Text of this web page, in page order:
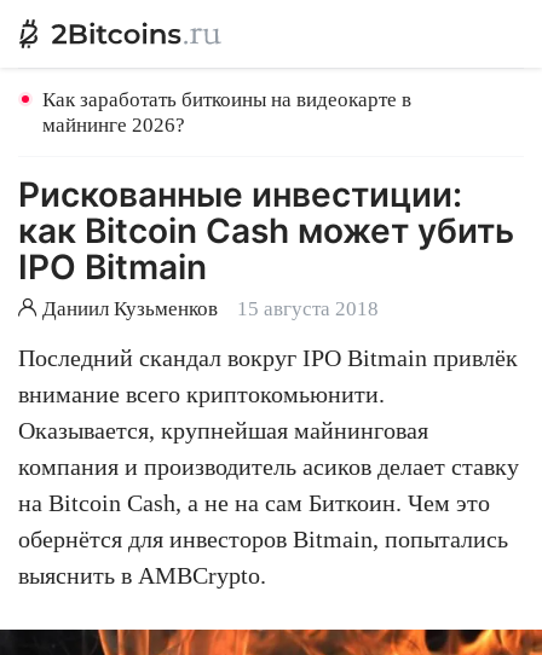
Как заработать биткоины на видеокарте в
майнинге 2026?
Рискованные инвестиции:
как Bitcoin Cash может убить
IPO Bitmain
Даниил Кузьменков 15 августа 2018
Последний скандал вокруг IPO Bitmain привлёк
внимание всего криптокомьюнити.
Оказывается, крупнейшая майнинговая
компания и производитель асиков делает ставку
на Bitcoin Cash, а не на сам Биткоин. Чем это
обернётся для инвесторов Bitmain, попытались
выяснить в AMBCrypto.